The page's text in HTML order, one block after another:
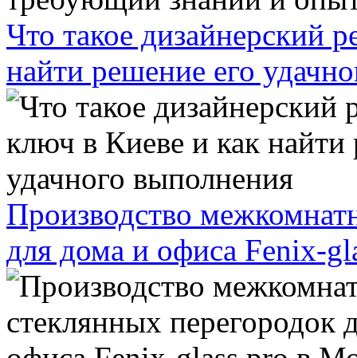
Что такое дизайнерский
найти решение его
Производство
для дома и офиса Fenix-